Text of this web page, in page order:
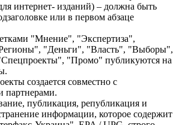
интернет- изданий) – должна быть
или в первом абзаце
"Мнение", "Экспертиза",
"Деньги", "Власть", "Выборы",
"Промо" публикуются на
создается совместно с
партнерами.
публикация, републикация и
информации, которое содержит